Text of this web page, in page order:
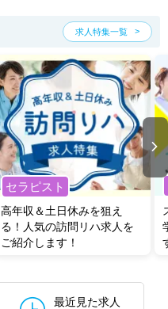
求人特集一覧
セラピスト
高年収＆土日休みを狙え
る！人気の訪問リハ求人を
ご紹介します！
最近見た求人